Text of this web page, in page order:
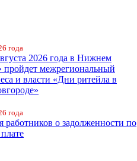
года
2026 года в Нижнем
пройдет межрегиональный
и власти «Дни ритейла в
года
работников о задолженности по